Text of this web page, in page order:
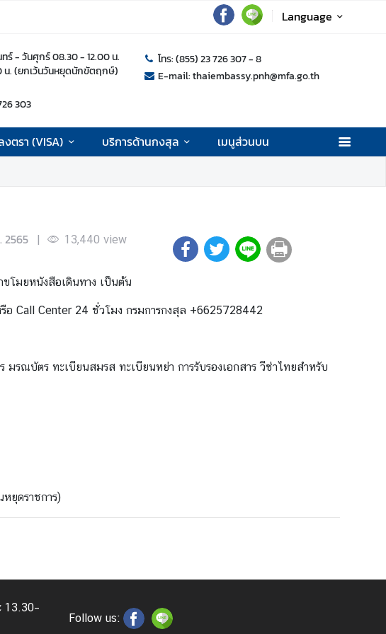
Language
ทร์ - วันศุกร์ 08.30 - 12.00 น.
น. (ยกเว้นวันหยุดนักขัตฤกษ์)
303
โทร: (855) 23 726 307 - 8
E-mail: thaiembassy.pnh@mfa.go.th
ตรา (VISA) บริการด้านกงสุล เมนูส่วนบน
2565 | 13,440 view
โมยหนังสือเดินทาง เป็นต้น
Call Center 24 ชั่วโมง กรมการกงสุล +6625728442
รณบัตร ทะเบียนสมรส ทะเบียนหย่า การรับรองเอกสาร วีซ่าไทยสำหรับ
ยุดราชการ)
13.30–
Follow us: